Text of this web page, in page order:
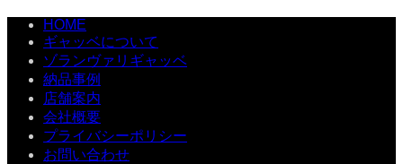
HOME
ギャッベについて
ゾランヴァリギャッベ
納品事例
店舗案内
会社概要
プライバシーポリシー
お問い合わせ